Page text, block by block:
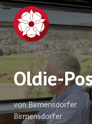
Skip
main
content
Oldie-
von Birmensdorfer
Birmensdorfer